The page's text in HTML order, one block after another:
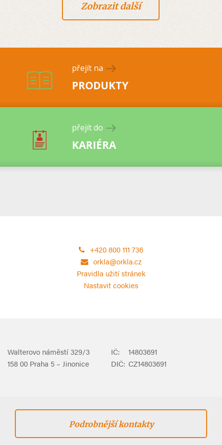
Zobrazit další
přejít na
PRODUKTY
přejít do
KARIÉRA
+420 800 111 736
orkla@orkla.cz
Pravidla užití stránek
Nastavit cookies
Walterovo náměstí 329/3
158 00 Praha 5 – Jinonice
IČ:
14803691
DIČ: CZ14803691
Podrobnější kontakty